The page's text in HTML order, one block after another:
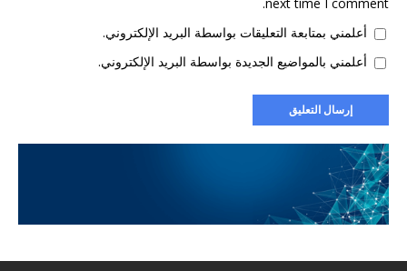
أعلمني بمتابعة التعليقات بواسطة البريد الإلكتروني.
أعلمني بالمواضيع الجديدة بواسطة البريد الإلكتروني.